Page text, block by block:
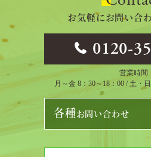
お気軽にお問い合
0120-
営業時間
月～金 8：30～18：00 / 土・
各種お問い合わせ